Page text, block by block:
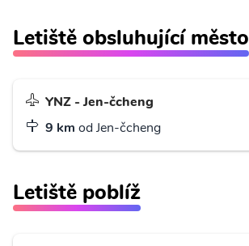
Letiště obsluhující město
YNZ - Jen-čcheng
9 km od Jen-čcheng
Letiště poblíž